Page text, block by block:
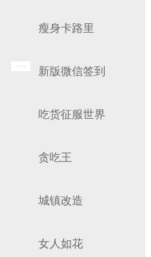
瘦身卡路里
新版微信签到
吃货征服世界
贪吃王
城镇改造
女人如花